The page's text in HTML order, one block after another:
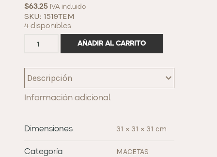
$63.25 IVA incluido
SKU: 1519TEM
4 disponibles
AÑADIR AL CARRITO
Descripción
Información adicional
Dimensiones 31 × 31 × 31 cm
Categoría MACETAS